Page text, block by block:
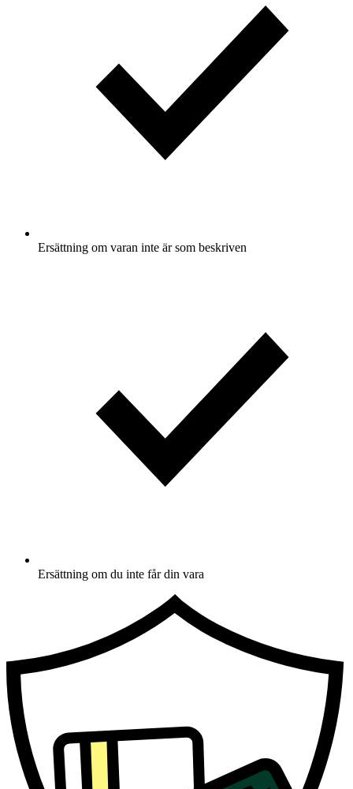
Ersättning om varan inte är som beskriven
Ersättning om du inte får din vara